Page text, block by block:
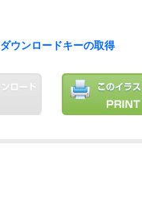
ダウンロードキーの取得